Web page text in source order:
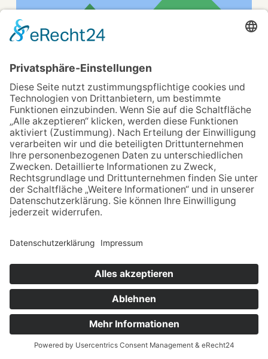
KLAUS
KOSSAK
0151 654 101 15
klaus-kossak@posteo.de
Impressum
Datenschutz